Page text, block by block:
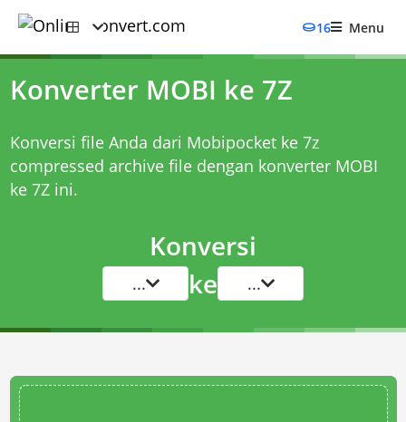
16 Menu
Konverter MOBI ke 7Z
Konversi file Anda dari Mobipocket ke 7z
compressed archive file dengan konverter MOBI
ke 7Zini.
Konversi
... ke ...